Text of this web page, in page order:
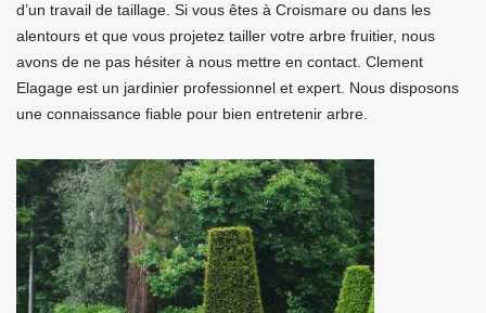
d’un travail de taillage. Si vous êtes à Croismare ou dans les
alentours et que vous projetez tailler votre arbre fruitier, nous
avons de ne pas hésiter à nous mettre en contact. Clement
Elagage est un jardinier professionnel et expert. Nous disposons
une connaissance fiable pour bien entretenir arbre.